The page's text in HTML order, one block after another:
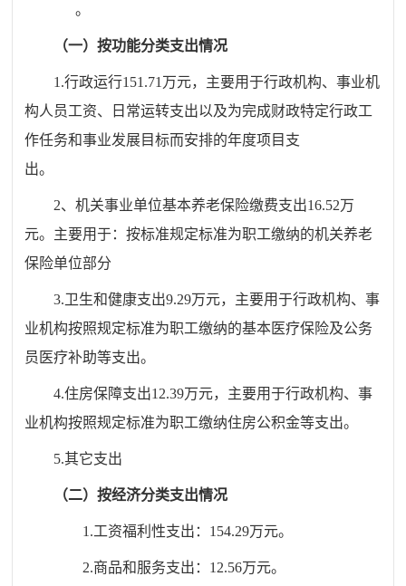
。
（一）按功能分类支出情况
1.行政运行151.71万元，主要用于行政机构、事业机
构人员工资、日常运转支出以及为完成财政特定行政工
作任务和事业发展目标而安排的年度项目支
出。
2、机关事业单位基本养老保险缴费支出16.52万
元。主要用于：按标准规定标准为职工缴纳的机关养老
保险单位部分
3.卫生和健康支出9.29万元，主要用于行政机构、事
业机构按照规定标准为职工缴纳的基本医疗保险及公务
员医疗补助等支出。
4.住房保障支出12.39万元，主要用于行政机构、事
业机构按照规定标准为职工缴纳住房公积金等支出。
5.其它支出
（二）按经济分类支出情况
1.工资福利性支出：154.29万元。
2.商品和服务支出：12.56万元。